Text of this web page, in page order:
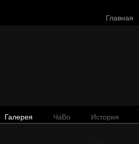
Главная
Галерея ЧаВо История